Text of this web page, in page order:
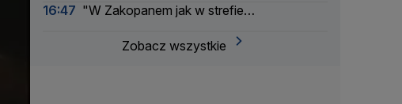
16:47 "W Zakopanem jak w strefie
Zobacz wszystkie